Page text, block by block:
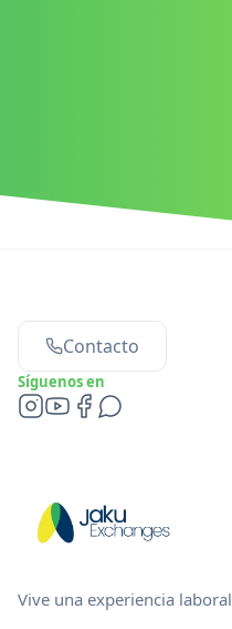
Contacto
Síguenos en
Vive una experiencia